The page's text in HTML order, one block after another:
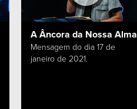
A Âncora da Nossa Alma
Mensagem do dia 17 de
janeiro de 2021.